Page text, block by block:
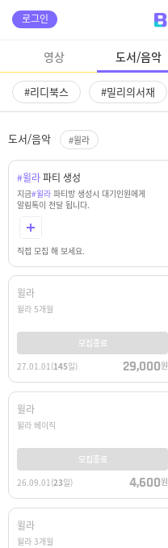
로그인
영상 도서/음악
#리디북스 #밀리의서재
도서/음악 #윌라
#윌라파티 생성
지금#윌라 파티방 생성시 대기인원에게
알림톡이 전달 됩니다.
직접 모집 해 보세요.
윌라
윌라 5개월
모집종료
27.01.01(145일) 29,000원
윌라
윌라 베이직
모집종료
26.09.01(23일) 4,600원
윌라
윌라 3개월